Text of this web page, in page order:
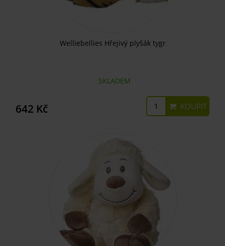
Welliebellies Hřejivý plyšák tygr
SKLADEM
642 Kč KOUPIT